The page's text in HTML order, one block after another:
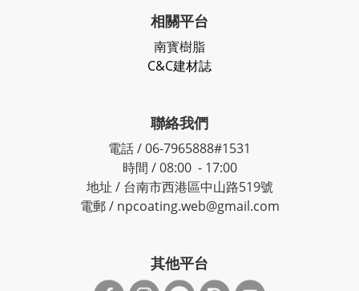
相關平台
南寳樹脂
C&C建材誌
聯絡我們
電話 / 06-7965888#1531
時間 / 08:00 - 17:00
地址 / 台南市西港區中山路519號
電郵 / npcoating.web@gmail.com
其他平台